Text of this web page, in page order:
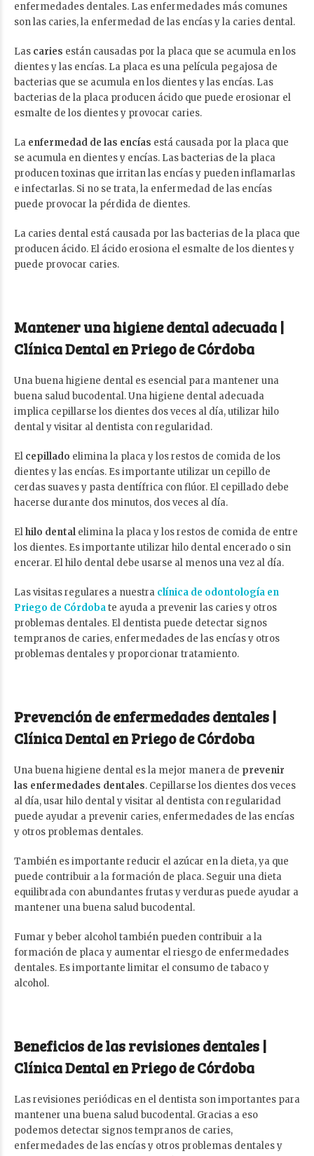
enfermedades dentales. Las enfermedades más comunes
son las caries, la enfermedad de las encías y la caries dental.
Las caries están causadas por la placa que se acumula en los
dientes y las encías. La placa es una película pegajosa de
bacterias que se acumula en los dientes y las encías. Las
bacterias de la placa producen ácido que puede erosionar el
esmalte de los dientes y provocar caries.
La enfermedad de las encías está causada por la placa que
se acumula en dientes y encías. Las bacterias de la placa
producen toxinas que irritan las encías y pueden inflamarlas
e infectarlas. Si no se trata, la enfermedad de las encías
puede provocar la pérdida de dientes.
La caries dental está causada por las bacterias de la placa que
producen ácido. El ácido erosiona el esmalte de los dientes y
puede provocar caries.
Mantener una higiene dental adecuada |
Clínica Dental en Priego de Córdoba
Una buena higiene dental es esencial para mantener una
buena salud bucodental. Una higiene dental adecuada
implica cepillarse los dientes dos veces al día, utilizar hilo
dental y visitar al dentista con regularidad.
El cepillado elimina la placa y los restos de comida de los
dientes y las encías. Es importante utilizar un cepillo de
cerdas suaves y pasta dentífrica con flúor. El cepillado debe
hacerse durante dos minutos, dos veces al día.
Elhilo dental elimina la placa y los restos de comida de entre
los dientes. Es importante utilizar hilo dental encerado o sin
encerar. El hilo dental debe usarse al menos una vez al día.
Las visitas regulares a nuestra clínica de odontología en
Priego de Córdobate ayuda a prevenir las caries y otros
problemas dentales. El dentista puede detectar signos
tempranos de caries, enfermedades de las encías y otros
problemas dentales y proporcionar tratamiento.
Prevención de enfermedades dentales |
Clínica Dental en Priego de Córdoba
Una buena higiene dental es la mejor manera de prevenir
las enfermedades dentales. Cepillarse los dientes dos veces
al día, usar hilo dental y visitar al dentista con regularidad
puede ayudar a prevenir caries, enfermedades de las encías
y otros problemas dentales.
También es importante reducir el azúcar en la dieta, ya que
puede contribuir a la formación de placa. Seguir una dieta
equilibrada con abundantes frutas y verduras puede ayudar a
mantener una buena salud bucodental.
Fumar y beber alcohol también pueden contribuir a la
formación de placa y aumentar el riesgo de enfermedades
dentales. Es importante limitar el consumo de tabaco y
alcohol.
Beneficios de las revisiones dentales |
Clínica Dental en Priego de Córdoba
Las revisiones periódicas en el dentista son importantes para
mantener una buena salud bucodental. Gracias a eso
podemos detectar signos tempranos de caries,
enfermedades de las encías y otros problemas dentales y